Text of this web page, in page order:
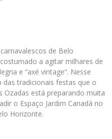
de Belo
a agitar milhares de
e “axé vintage”. Nesse
tradicionais festas que o
Ozadas está preparando muita
o Espaço Jardim Canadá no
Horizonte.